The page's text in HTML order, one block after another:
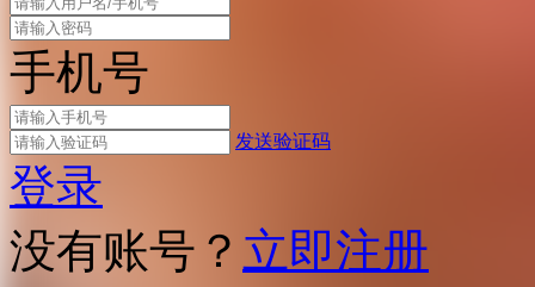
手机号
发送验证码
登录
没有账号？ 立即注册